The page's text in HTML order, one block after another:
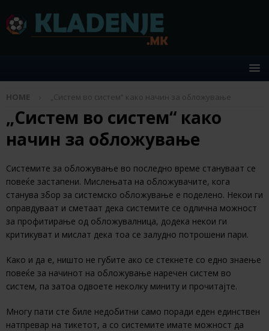
HOME „Систем во систем“ како начин за обложување
„Систем во систем“ како
начин за обложување
Системите за обложување во последно време стануваат се
повеќе застапени. Мислењата на обложувачите, кога
станува збор за системско обложување е поделено. Некои ги
оправдуваат и сметаат дека системите се одлична можност
за профитирање од обложувалница, додека некои ги
критикуват и мислат дека тоа се залудно потрошени пари.
Како и да е, ништо не губите ако се стекнете со едно знаење
повеќе за начинот на обложување наречен систем во
систем, па затоа одвоете неколку миниту и прочитајте.
Многу пати сте биле недобитни само поради еден единствен
натпревар на тикетот, а со системите имате можност да